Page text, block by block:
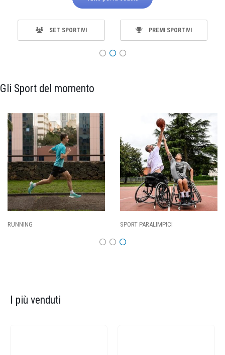
SET SPORTIVI PREMI SPORTIVI
Gli Sport del momento
CALCIO
I più venduti